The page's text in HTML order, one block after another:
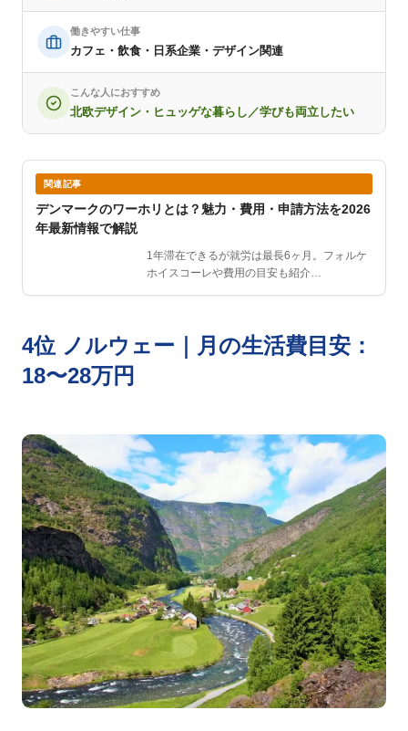
働きやすい仕事
カフェ・飲食・日系企業・デザイン関連
こんな人におすすめ
北欧デザイン・ヒュッゲな暮らし／学びも両立したい
関連記事
デンマークのワーホリとは？魅力・費用・申請方法を2026
年最新情報で解説
1年滞在できるが就労は最長6ヶ月。フォルケ
ホイスコーレや費用の目安も紹介…
4位 ノルウェー｜月の生活費目安：
18〜28万円